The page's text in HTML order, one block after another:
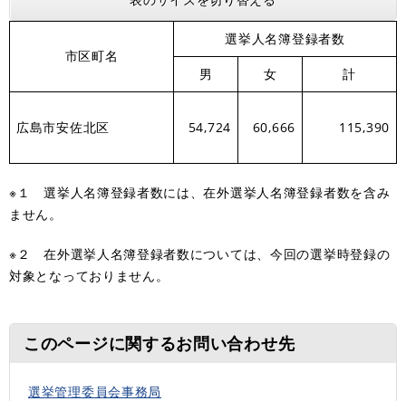
市区町名
選挙人名簿登録者数
男 女 計
広島市安佐北区 54,724 60,666 115,390
※１ 選挙人名簿登録者数には、在外選挙人名簿登録者数を含み
ません。
※２ 在外選挙人名簿登録者数については、今回の選挙時登録の
対象となっておりません。
このページに関するお問い合わせ先
選挙管理委員会事務局